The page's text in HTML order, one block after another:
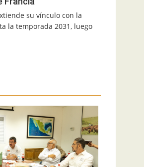
su vínculo con la
la temporada 2031, luego